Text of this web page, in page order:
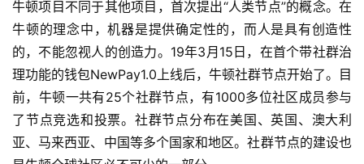
牛顿项目不同于其他项目，首次提出“人类节点”的概念。在
牛顿的理念中，机器是提供确定性的，而人是具有创造性
的，不能忽视人的创造力。19年3月15日，在首个带社群治
理功能的钱包NewPay1.0上线后，牛顿社群节点开始了。目
前，牛顿一共有25个社群节点，有1000多位社区成员参与
了节点竞选和投票。社群节点分布在美国、英国、澳大利
亚、马来西亚、中国等多个国家和地区。社群节点的建设也